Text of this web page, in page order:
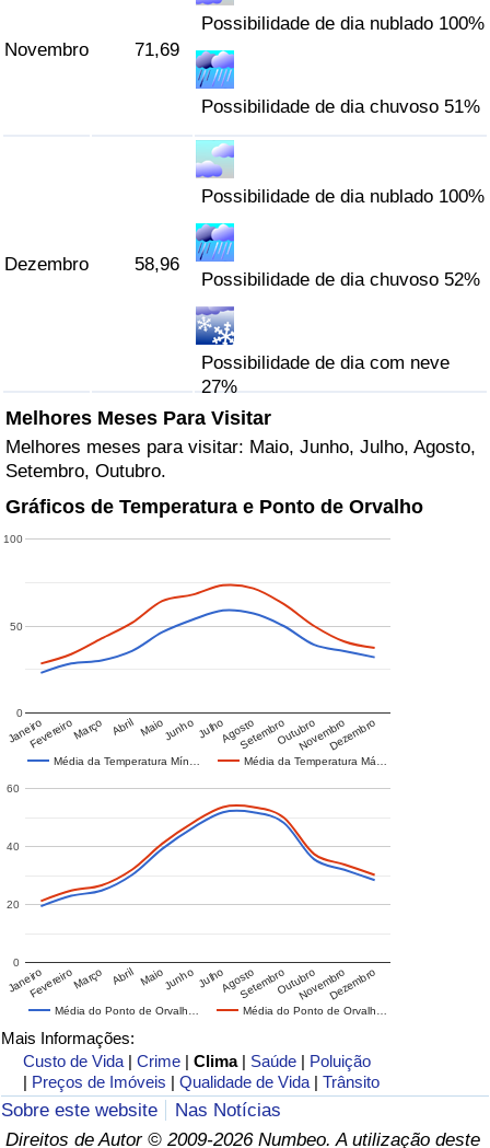
Novembro 71,69
Possibilidade de dia nublado 100%
Possibilidade de dia chuvoso 51%
Dezembro 58,96
Possibilidade de dia nublado 100%
Possibilidade de dia chuvoso 52%
Possibilidade de dia com neve
27%
Melhores Meses Para Visitar
Melhores meses para visitar: Maio, Junho, Julho, Agosto,
Setembro, Outubro.
Gráficos de Temperatura e Ponto de Orvalho
Média da Temperatura Mín… Média da Temperatura Má…
JaneiroFevereiroMarço Abril MaioJunho JulhoAgostoSetembroOutubroNovembroDezembro
0
50
100
Média do Ponto de Orvalh… Média do Ponto de Orvalh…
JaneiroFevereiroMarço Abril MaioJunho JulhoAgostoSetembroOutubroNovembroDezembro
0
20
40
60
Mais Informações:
Custo de Vida |Crime |Clima | Saúde | Poluição
| Preços de Imóveis |Qualidade de Vida |Trânsito
Sobre este website
Nas Notícias
Direitos de Autor © 2009-2026 Numbeo. A utilização deste